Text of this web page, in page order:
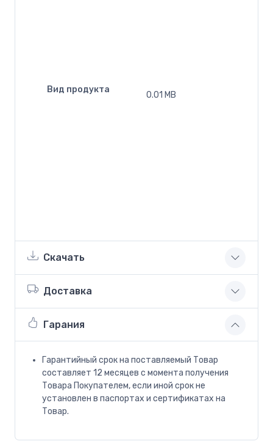
Вид продукта
0.01 MB
Скачать
Доставка
Гарания
Гарантийный срок на поставляемый Товар
составляет 12 месяцев с момента получения
Товара Покупателем, если иной срок не
установлен в паспортах и сертификатах на
Товар.